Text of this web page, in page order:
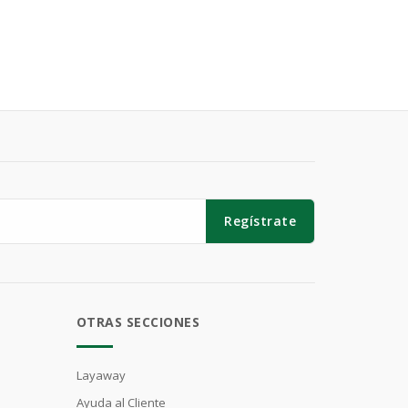
Regístrate
OTRAS SECCIONES
Layaway
Ayuda al Cliente